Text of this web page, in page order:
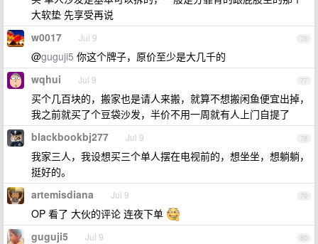
大软垫 先享受再说
76
w0017 Jul 9
@guguji5 你这个牌子，原价至少是大几千的
77
wqhui Jul 9
买个几百块的，搬家也是请人来搬，就算不想搬闲鱼便宜出掉，
我之前就买了个豆袋沙发，半价不用一周就有人上门自提了
78
blackbookbj277 Jul 9
我家三人，我设想买三个单人摆在电视前的，想坐坐，想躺躺，
挺好的。
79
artemisdiana Jul 9
OP 看了 大伙的评论 连夜下单
80
guguji5 Jul 9